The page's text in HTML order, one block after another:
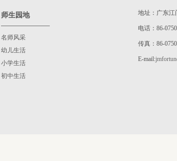
地址：广东江
电话：86-
传真：86-
E-mail:
师生园地
名师风采
幼儿生活
小学生活
初中生活